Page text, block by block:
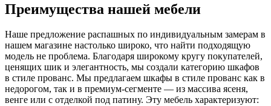
Преимущества нашей мебели
Наше предложение распашных по индивидуальным замерам в
нашем магазине настолько широко, что найти подходящую
модель не проблема. Благодаря широкому кругу покупателей,
ценящих шик и элегантность, мы создали категорию шкафов
в стиле прованс. Мы предлагаем шкафы в стиле прованс как в
недорогом, так и в премиум-сегменте — из массива ясеня,
венге или с отделкой под патину. Эту мебель характеризуют: